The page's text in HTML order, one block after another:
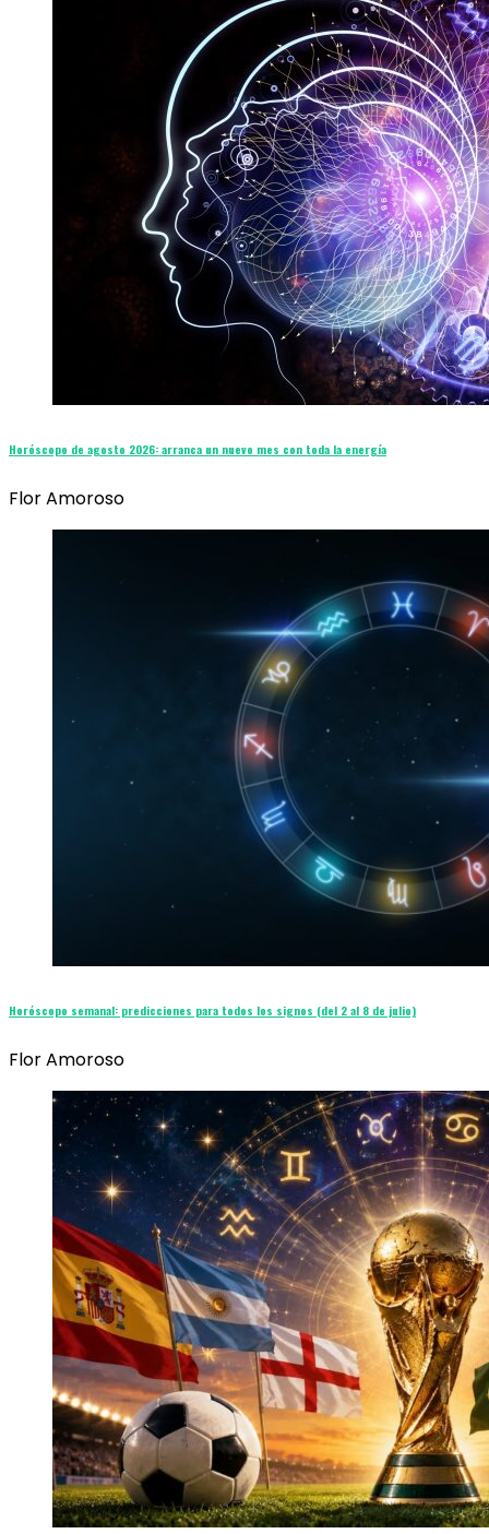
Horóscopo de agosto 2026: arranca un nuevo mes con toda la energía
Flor Amoroso
Horóscopo semanal: predicciones para todos los signos (del 2 al 8 de julio)
Flor Amoroso